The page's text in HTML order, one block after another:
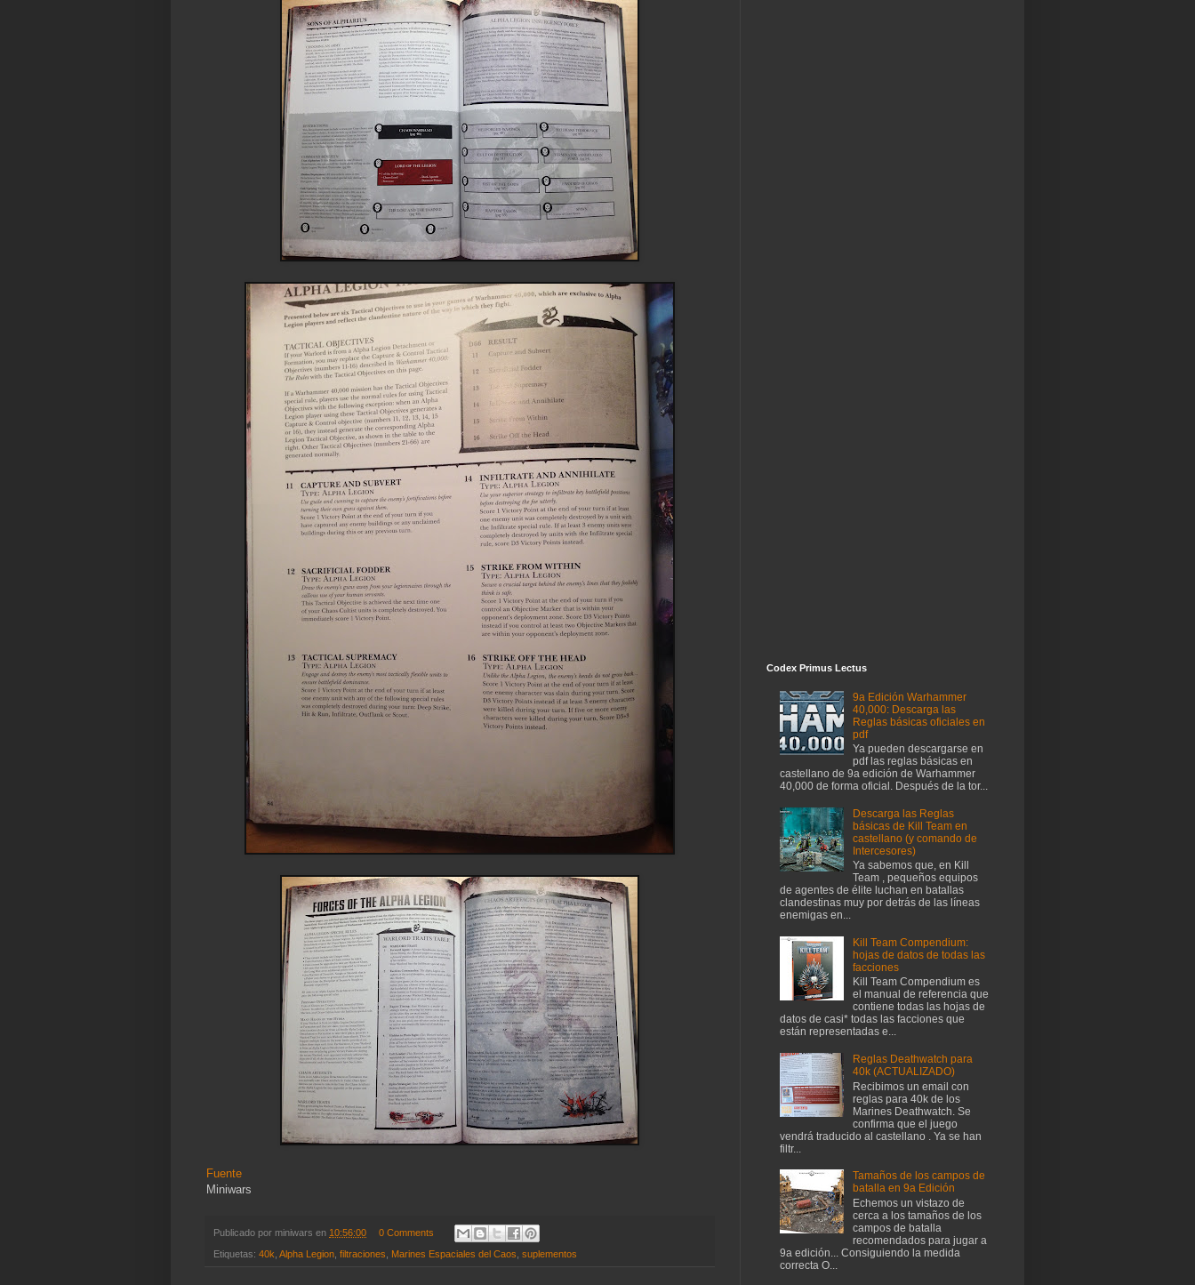
Fuente
Miniwars
Publicado por miniwars en 10:56:00 0 Comments
Etiquetas: 40k, Alpha Legion, filtraciones, Marines Espaciales del Caos, suplementos
Codex Primus Lectus
9a Edición Warhammer
40,000: Descarga las
Reglas básicas oficiales en
pdf
Ya pueden descargarse en
pdf las reglas básicas en
castellano de 9a edición de Warhammer
40,000 de forma oficial. Después de la tor...
Descarga las Reglas
básicas de Kill Team en
castellano (y comando de
Intercesores)
Ya sabemos que, en Kill
Team , pequeños equipos
de agentes de élite luchan en batallas
clandestinas muy por detrás de las líneas
enemigas en...
Kill Team Compendium:
hojas de datos de todas las
facciones
Kill Team Compendium es
el manual de referencia que
contiene todas las hojas de
datos de casi* todas las facciones que
están representadas e...
Reglas Deathwatch para
40k (ACTUALIZADO)
Recibimos un email con
reglas para 40k de los
Marines Deathwatch. Se
confirma que el juego
vendrá traducido al castellano . Ya se han
filtr...
Tamaños de los campos de
batalla en 9a Edición
Echemos un vistazo de
cerca a los tamaños de los
campos de batalla
recomendados para jugar a
9a edición... Consiguiendo la medida
correcta O...